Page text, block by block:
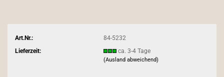
Art.Nr.:
84-5232
Lieferzeit:
ca. 3-4 Tage
(Ausland abweichend)